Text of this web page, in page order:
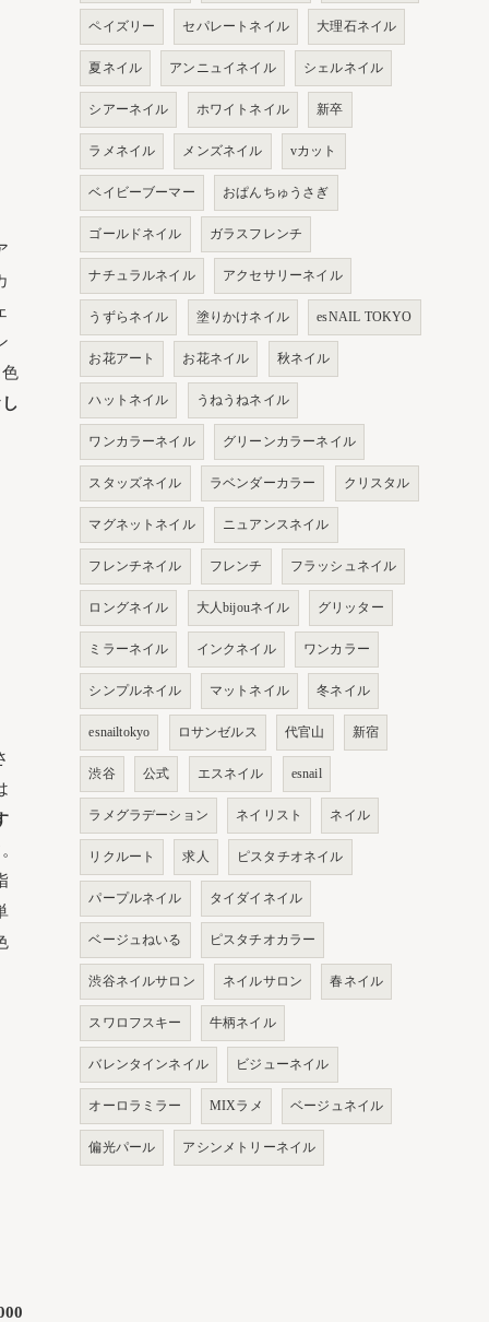
ペイズリー セパレートネイル 大理石ネイル
夏ネイル アンニュイネイル シェルネイル
シアーネイル ホワイトネイル 新卒
ラメネイル メンズネイル vカット
ベイビーブーマー おぱんちゅうさぎ
ゴールドネイル ガラスフレンチ
ナチュラルネイル アクセサリーネイル
うずらネイル 塗りかけネイル esNAIL TOKYO
お花アート お花ネイル 秋ネイル
ハットネイル うねうねネイル
ワンカラーネイル グリーンカラーネイル
スタッズネイル ラベンダーカラー クリスタル
マグネットネイル ニュアンスネイル
フレンチネイル フレンチ フラッシュネイル
ロングネイル 大人bijouネイル グリッター
ミラーネイル インクネイル ワンカラー
シンプルネイル マットネイル 冬ネイル
esnailtokyo ロサンゼルス 代官山 新宿
渋谷 公式 エスネイル esnail
ラメグラデーション ネイリスト ネイル
リクルート 求人 ピスタチオネイル
パープルネイル タイダイネイル
ベージュねいる ピスタチオカラー
渋谷ネイルサロン ネイルサロン 春ネイル
スワロフスキー 牛柄ネイル
バレンタインネイル ビジューネイル
オーロラミラー MIXラメ ベージュネイル
偏光パール アシンメトリーネイル